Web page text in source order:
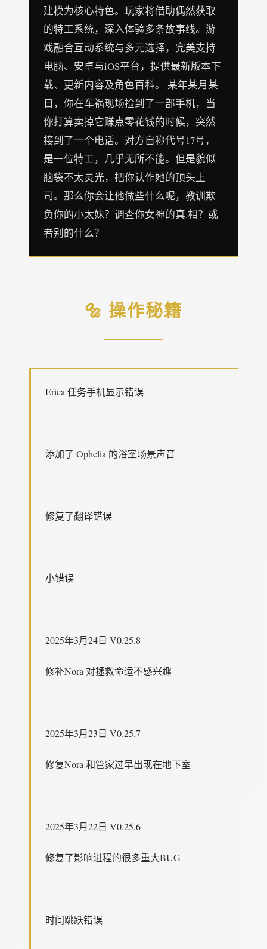
建模为核心特色。玩家将借助偶然获取
的特工系统，深入体验多条故事线。游
戏融合互动系统与多元选择，完美支持
电脑、安卓与iOS平台，提供最新版本下
载、更新内容及角色百科。 某年某月某
日，你在车祸现场捡到了一部手机，当
你打算卖掉它赚点零花钱的时候，突然
接到了一个电话。对方自称代号17号，
是一位特工，几乎无所不能。但是貌似
脑袋不太灵光，把你认作她的顶头上
司。那么你会让他做些什么呢，教训欺
负你的小太妹？调查你女神的真.相？或
者别的什么？
🔩 操作秘籍
Erica 任务手机显示错误
添加了 Ophelia 的浴室场景声音
修复了翻译错误
小错误
2025年3月24日 V0.25.8
修补Nora 对拯救命运不感兴趣
2025年3月23日 V0.25.7
修复Nora 和管家过早出现在地下室
2025年3月22日 V0.25.6
修复了影响进程的很多重大BUG
时间跳跃错误